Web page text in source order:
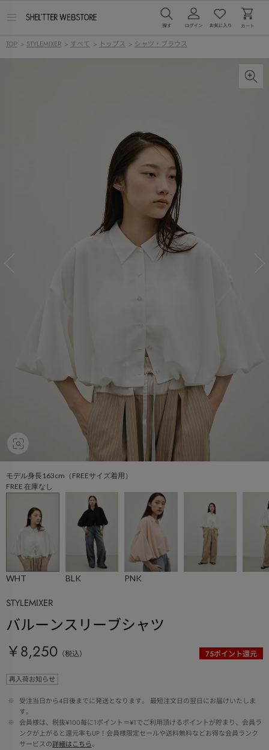
ー
を
TOP > STYLEMIXER > すべて > トップス > シャツ・ブラウス
モデル身長163cm（FREEサイズ着用）
FREE 在庫なし
WHT BLK PNK
STYLEMIXER
バルーンスリーブシャツ
￥8,250 （税込） 75ポイント還元
再入荷お知らせ
※
受注当日から4日後までに発送となります。 最短注文日の翌日にお届けいたしま
す。
※
会員様は、税抜¥100毎に1ポイント＝¥1でご利用頂けるポイントが貯まり、会員ラ
ンクが上がると還元率もUP！会員様限定セールや送料無料などお得な会員ランク
サービスの詳細はこちら。